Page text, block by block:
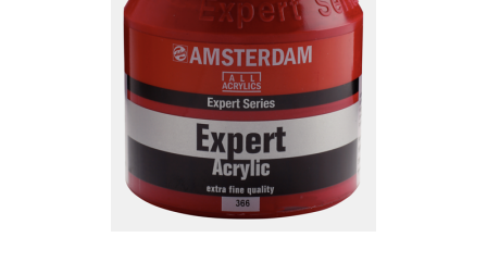
Vælg mellem 40 fantastisk farver i størrelsen 400 ml,
se vores sortiment af 70 farver i 150 ml lige her.